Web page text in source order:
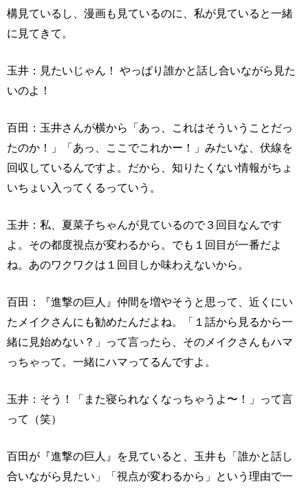
構見ているし、漫画も見ているのに、私が見ていると一緒
に見てきて。
玉井：見たいじゃん！ やっぱり誰かと話し合いながら見た
いのよ！
百田：玉井さんが横から「あっ、これはそういうことだっ
たのか！」「あっ、ここでこれかー！」みたいな、伏線を
回収しているんですよ。だから、知りたくない情報がちょ
いちょい入ってくるっていう。
玉井：私、夏菜子ちゃんが見ているので３回目なんです
よ。その都度視点が変わるから。でも１回目が一番だよ
ね。あのワクワクは１回目しか味わえないから。
百田：『進撃の巨人』仲間を増やそうと思って、近くにい
たメイクさんにも勧めたんだよね。「１話から見るから一
緒に見始めない？」って言ったら、そのメイクさんもハマ
っちゃって。一緒にハマってるんですよ。
玉井：そう！「また寝られなくなっちゃうよ〜！」って言
って（笑）
百田が『進撃の巨人』を見ていると、玉井も「誰かと話し
合いながら見たい」「視点が変わるから」という理由で一